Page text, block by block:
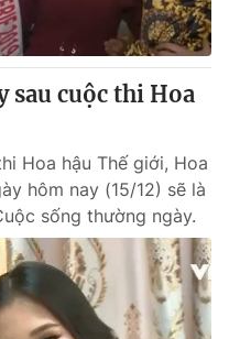
sau cuộc thi Hoa
Hoa hậu Thế giới, Hoa
hôm nay (15/12) sẽ là
sống thường ngày.